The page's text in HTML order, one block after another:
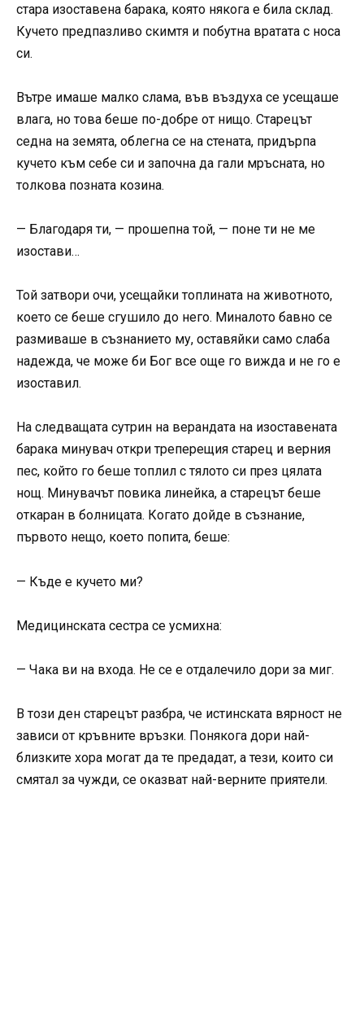
стара изоставена барака, която някога е била склад.
Кучето предпазливо скимтя и побутна вратата с носа
си.
Вътре имаше малко слама, във въздуха се усещаше
влага, но това беше по-добре от нищо. Старецът
седна на земята, облегна се на стената, придърпа
кучето към себе си и започна да гали мръсната, но
толкова позната козина.
— Благодаря ти, — прошепна той, — поне ти не ме
изостави…
Той затвори очи, усещайки топлината на животното,
което се беше сгушило до него. Миналото бавно се
размиваше в съзнанието му, оставяйки само слаба
надежда, че може би Бог все още го вижда и не го е
изоставил.
На следващата сутрин на верандата на изоставената
барака минувач откри треперещия старец и верния
пес, който го беше топлил с тялото си през цялата
нощ. Минувачът повика линейка, а старецът беше
откаран в болницата. Когато дойде в съзнание,
първото нещо, което попита, беше:
— Къде е кучето ми?
Медицинската сестра се усмихна:
— Чака ви на входа. Не се е отдалечило дори за миг.
В този ден старецът разбра, че истинската вярност не
зависи от кръвните връзки. Понякога дори най-
близките хора могат да те предадат, а тези, които си
смятал за чужди, се оказват най-верните приятели.